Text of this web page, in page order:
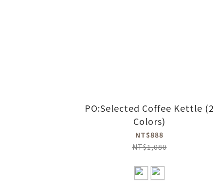
PO:Selected Coffee Kettle (2
Colors)
NT$888
NT$1,080